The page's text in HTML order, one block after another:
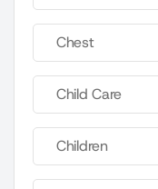
Chest
Child Care
Children